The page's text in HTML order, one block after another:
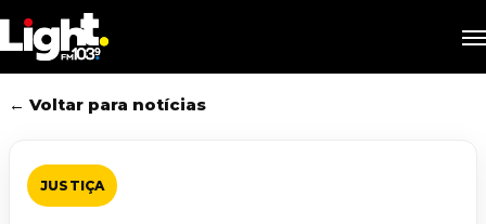
to
main
content
← Voltar para notícias
JUSTIÇA